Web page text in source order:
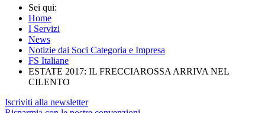
Sei qui:
Home
I Servizi
News
Notizie dai Soci Categoria e Impresa
FS Italiane
ESTATE 2017: IL FRECCIAROSSA ARRIVA NEL
CILENTO
Iscriviti alla newsletter